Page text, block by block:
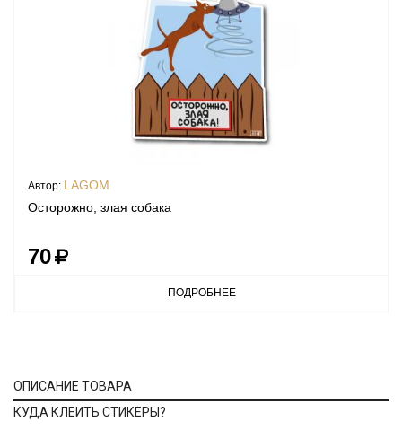
Автор: LAGOM
Осторожно, злая собака
70
ПОДРОБНЕЕ
ОПИСАНИЕ ТОВАРА
КУДА КЛЕИТЬ СТИКЕРЫ?